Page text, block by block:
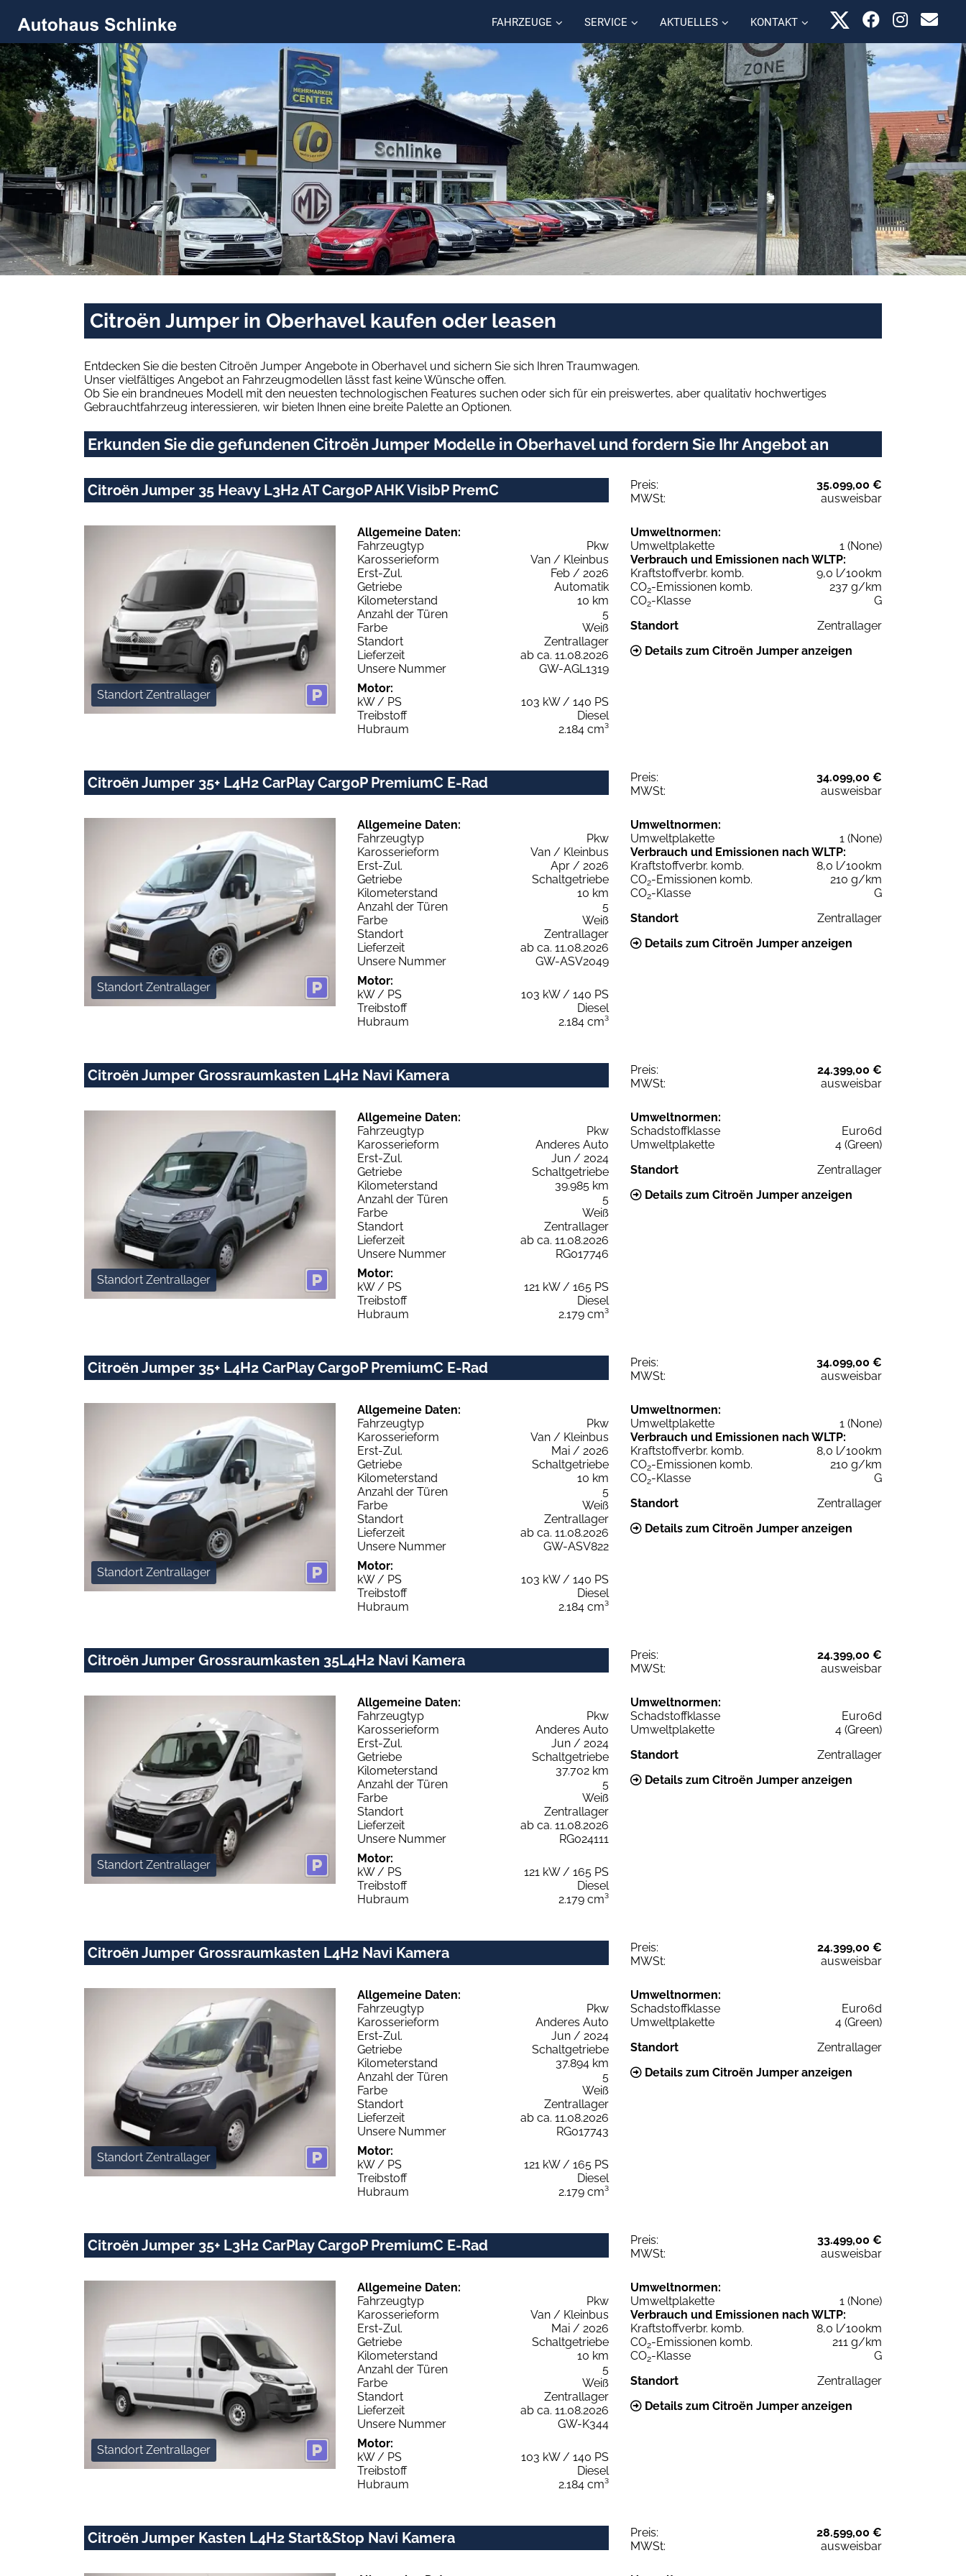
FAHRZEUGE SERVICE AKTUELLES KONTAKT
Citroën Jumper in Oberhavel kaufen oder leasen
Entdecken Sie die besten Citroën Jumper Angebote in Oberhavel und sichern Sie sich Ihren Traumwagen.
Unser vielfältiges Angebot an Fahrzeugmodellen lässt fast keine Wünsche offen.
Ob Sie ein brandneues Modell mit den neuesten technologischen Features suchen oder sich für ein preiswertes, aber qualitativ hochwertiges
Gebrauchtfahrzeug interessieren, wir bieten Ihnen eine breite Palette an Optionen.
Erkunden Sie die gefundenen Citroën Jumper Modelle in Oberhavel und fordern Sie Ihr Angebot an
Citroën Jumper 35 Heavy L3H2 AT CargoP AHK VisibP PremC Preis:
35.099,00 €
MWSt:
ausweisbar
Standort Zentrallager
Allgemeine Daten:
Fahrzeugtyp
Pkw
Karosserieform
Van / Kleinbus
Erst-Zul.
Feb / 2026
Getriebe
Automatik
Kilometerstand
10 km
Anzahl der Türen
5
Farbe
Weiß
Standort
Zentrallager
Lieferzeit
ab ca. 11.08.2026
Unsere Nummer
GW-AGL1319
Motor:
kW / PS
103 kW / 140 PS
Treibstoff
Diesel
Hubraum
2.184 cm³
Umweltnormen:
Umweltplakette
1 (None)
Verbrauch und Emissionen nach WLTP:
Kraftstoffverbr. komb.
9,0 l/100km
CO2-Emissionen komb.
237 g/km
CO2-Klasse
G
Standort
Zentrallager
Details zum Citroën Jumper anzeigen
Citroën Jumper 35+ L4H2 CarPlay CargoP PremiumC E-Rad Preis:
34.099,00 €
MWSt:
ausweisbar
Standort Zentrallager
Allgemeine Daten:
Fahrzeugtyp
Pkw
Karosserieform
Van / Kleinbus
Erst-Zul.
Apr / 2026
Getriebe
Schaltgetriebe
Kilometerstand
10 km
Anzahl der Türen
5
Farbe
Weiß
Standort
Zentrallager
Lieferzeit
ab ca. 11.08.2026
Unsere Nummer
GW-ASV2049
Motor:
kW / PS
103 kW / 140 PS
Treibstoff
Diesel
Hubraum
2.184 cm³
Umweltnormen:
Umweltplakette
1 (None)
Verbrauch und Emissionen nach WLTP:
Kraftstoffverbr. komb.
8,0 l/100km
CO2-Emissionen komb.
210 g/km
CO2-Klasse
G
Standort
Zentrallager
Details zum Citroën Jumper anzeigen
Citroën Jumper Grossraumkasten L4H2 Navi Kamera Preis:
24.399,00 €
MWSt:
ausweisbar
Standort Zentrallager
Allgemeine Daten:
Fahrzeugtyp
Pkw
Karosserieform
Anderes Auto
Erst-Zul.
Jun / 2024
Getriebe
Schaltgetriebe
Kilometerstand
39.985 km
Anzahl der Türen
5
Farbe
Weiß
Standort
Zentrallager
Lieferzeit
ab ca. 11.08.2026
Unsere Nummer
RG017746
Motor:
kW / PS
121 kW / 165 PS
Treibstoff
Diesel
Hubraum
2.179 cm³
Umweltnormen:
Schadstoffklasse
Euro6d
Umweltplakette
4 (Green)
Standort
Zentrallager
Details zum Citroën Jumper anzeigen
Citroën Jumper 35+ L4H2 CarPlay CargoP PremiumC E-Rad Preis:
34.099,00 €
MWSt:
ausweisbar
Standort Zentrallager
Allgemeine Daten:
Fahrzeugtyp
Pkw
Karosserieform
Van / Kleinbus
Erst-Zul.
Mai / 2026
Getriebe
Schaltgetriebe
Kilometerstand
10 km
Anzahl der Türen
5
Farbe
Weiß
Standort
Zentrallager
Lieferzeit
ab ca. 11.08.2026
Unsere Nummer
GW-ASV822
Motor:
kW / PS
103 kW / 140 PS
Treibstoff
Diesel
Hubraum
2.184 cm³
Umweltnormen:
Umweltplakette
1 (None)
Verbrauch und Emissionen nach WLTP:
Kraftstoffverbr. komb.
8,0 l/100km
CO2-Emissionen komb.
210 g/km
CO2-Klasse
G
Standort
Zentrallager
Details zum Citroën Jumper anzeigen
Citroën Jumper Grossraumkasten 35L4H2 Navi Kamera Preis:
24.399,00 €
MWSt:
ausweisbar
Standort Zentrallager
Allgemeine Daten:
Fahrzeugtyp
Pkw
Karosserieform
Anderes Auto
Erst-Zul.
Jun / 2024
Getriebe
Schaltgetriebe
Kilometerstand
37.702 km
Anzahl der Türen
5
Farbe
Weiß
Standort
Zentrallager
Lieferzeit
ab ca. 11.08.2026
Unsere Nummer
RG024111
Motor:
kW / PS
121 kW / 165 PS
Treibstoff
Diesel
Hubraum
2.179 cm³
Umweltnormen:
Schadstoffklasse
Euro6d
Umweltplakette
4 (Green)
Standort
Zentrallager
Details zum Citroën Jumper anzeigen
Citroën Jumper Grossraumkasten L4H2 Navi Kamera Preis:
24.399,00 €
MWSt:
ausweisbar
Standort Zentrallager
Allgemeine Daten:
Fahrzeugtyp
Pkw
Karosserieform
Anderes Auto
Erst-Zul.
Jun / 2024
Getriebe
Schaltgetriebe
Kilometerstand
37.894 km
Anzahl der Türen
5
Farbe
Weiß
Standort
Zentrallager
Lieferzeit
ab ca. 11.08.2026
Unsere Nummer
RG017743
Motor:
kW / PS
121 kW / 165 PS
Treibstoff
Diesel
Hubraum
2.179 cm³
Umweltnormen:
Schadstoffklasse
Euro6d
Umweltplakette
4 (Green)
Standort
Zentrallager
Details zum Citroën Jumper anzeigen
Citroën Jumper 35+ L3H2 CarPlay CargoP PremiumC E-Rad Preis:
33.499,00 €
MWSt:
ausweisbar
Standort Zentrallager
Allgemeine Daten:
Fahrzeugtyp
Pkw
Karosserieform
Van / Kleinbus
Erst-Zul.
Mai / 2026
Getriebe
Schaltgetriebe
Kilometerstand
10 km
Anzahl der Türen
5
Farbe
Weiß
Standort
Zentrallager
Lieferzeit
ab ca. 11.08.2026
Unsere Nummer
GW-K344
Motor:
kW / PS
103 kW / 140 PS
Treibstoff
Diesel
Hubraum
2.184 cm³
Umweltnormen:
Umweltplakette
1 (None)
Verbrauch und Emissionen nach WLTP:
Kraftstoffverbr. komb.
8,0 l/100km
CO2-Emissionen komb.
211 g/km
CO2-Klasse
G
Standort
Zentrallager
Details zum Citroën Jumper anzeigen
Citroën Jumper Kasten L4H2 Start&Stop Navi Kamera Preis:
28.599,00 €
MWSt:
ausweisbar